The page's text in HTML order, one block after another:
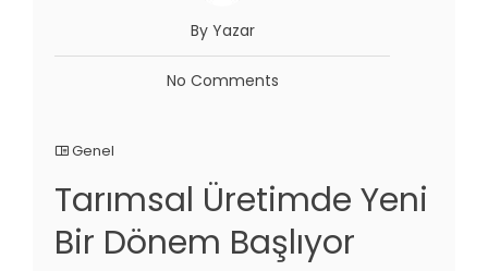
By Yazar
No Comments
Genel
Tarımsal Üretimde Yeni
Bir Dönem Başlıyor